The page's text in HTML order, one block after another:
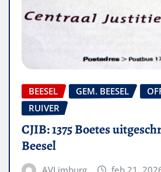
BEESEL GEM. BEESEL
RUIVER
CJIB: 1375 Boetes
Beesel
AVLimburg feb 21,